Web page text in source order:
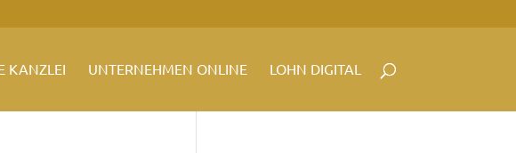
KANZLEI UNTERNEHMEN ONLINE LOHN DIGITAL